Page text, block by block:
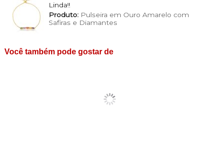
Linda!!
Produto:Pulseira em Ouro Amarelo com
Safiras e Diamantes
Você também pode gostar de